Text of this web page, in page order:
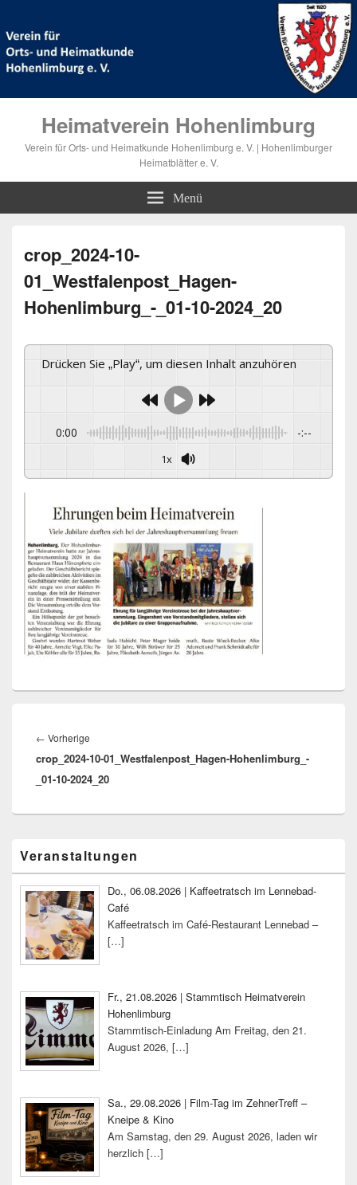
Heimatverein Hohenlimburg
Verein für Orts- und Heimatkunde Hohenlimburg e. V. | Hohenlimburger
Heimatblätter e. V.
Menü
crop_2024-10-
01_Westfalenpost_Hagen-
Hohenlimburg_-_01-10-2024_20
Drücken Sie „Play“, um diesen Inhalt anzuhören
0:00 -:--
1x
← Vorherige
Beitrag:
crop_2024-10-01_Westfalenpost_Hagen-Hohenlimburg_-
_01-10-2024_20
Seitenleisten-
Widgetbereich
Veranstaltungen
Do., 06.08.2026 | Kaffeetratsch im Lennebad-
Café
Kaffeetratsch im Café-Restaurant Lennebad –
[…]
Fr., 21.08.2026 | Stammtisch Heimatverein
Hohenlimburg
Stammtisch-Einladung Am Freitag, den 21.
August 2026, […]
Sa., 29.08.2026 | Film-Tag im ZehnerTreff –
Kneipe & Kino
Am Samstag, den 29. August 2026, laden wir
herzlich […]